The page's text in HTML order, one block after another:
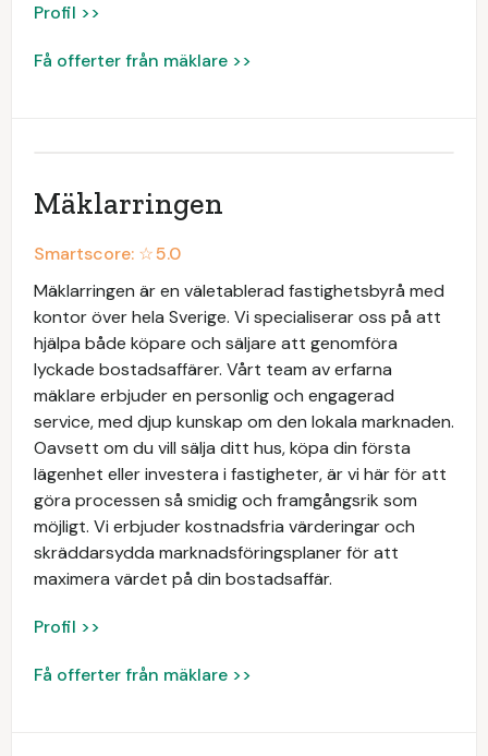
Profil >>
Få offerter från mäklare >>
Mäklarringen
Smartscore: ☆5.0
Mäklarringen är en väletablerad fastighetsbyrå med
kontor över hela Sverige. Vi specialiserar oss på att
hjälpa både köpare och säljare att genomföra
lyckade bostadsaffärer. Vårt team av erfarna
mäklare erbjuder en personlig och engagerad
service, med djup kunskap om den lokala marknaden.
Oavsett om du vill sälja ditt hus, köpa din första
lägenhet eller investera i fastigheter, är vi här för att
göra processen så smidig och framgångsrik som
möjligt. Vi erbjuder kostnadsfria värderingar och
skräddarsydda marknadsföringsplaner för att
maximera värdet på din bostadsaffär.
Profil >>
Få offerter från mäklare >>